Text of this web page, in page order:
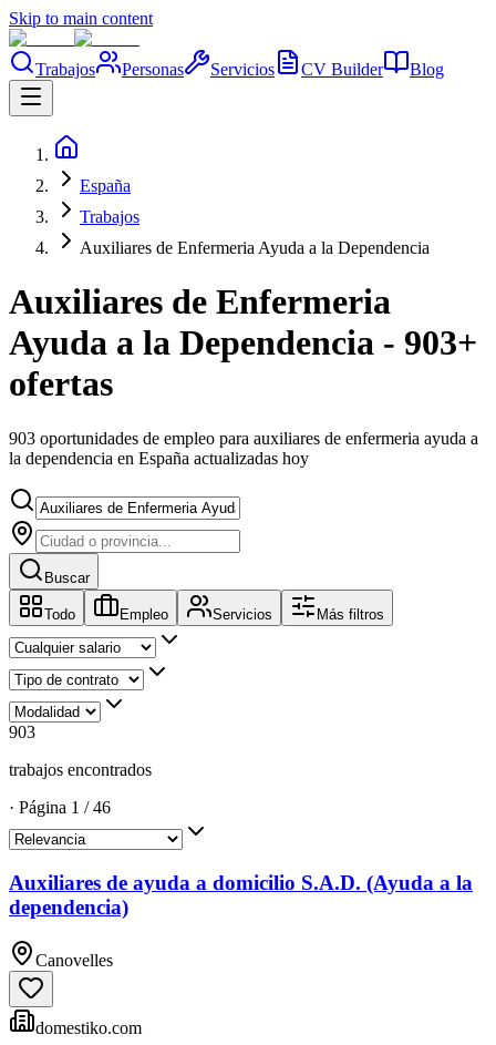
Skip to main content
Trabajos Personas Servicios CV Builder Blog
España
Trabajos
Auxiliares de Enfermeria Ayuda a la Dependencia
Auxiliares de Enfermeria
Ayuda a la Dependencia - 903+
ofertas
903 oportunidades de empleo para auxiliares de enfermeria ayuda a
la dependencia en España actualizadas hoy
Buscar
Todo Empleo Servicios Más filtros
903
trabajos encontrados
· Página 1 /46
Auxiliares de ayuda a domicilio S.A.D. (Ayuda a la
dependencia)
Canovelles
domestiko.com